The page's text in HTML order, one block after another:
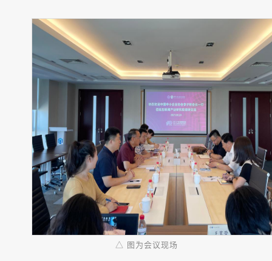
△ 图为会议现场